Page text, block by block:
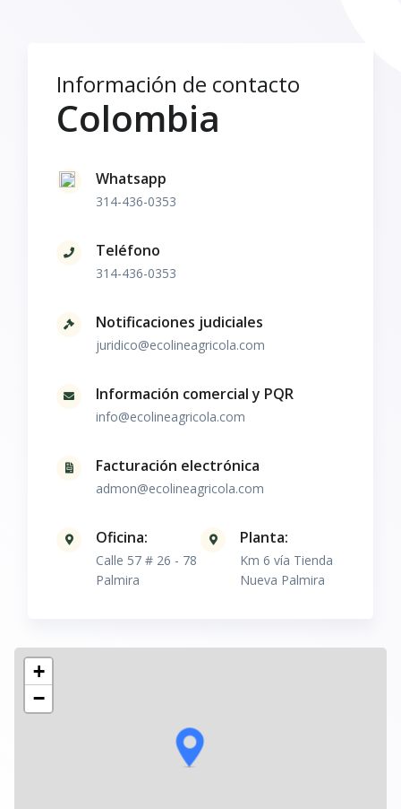
Información de contacto
Colombia
Whatsapp
314-436-0353
Teléfono
314-436-0353
Notificaciones judiciales
juridico@ecolineagricola.com
Información comercial y PQR
info@ecolineagricola.com
Facturación electrónica
admon@ecolineagricola.com
Oficina:
Calle 57 # 26 - 78
Palmira
Planta:
Km 6 vía Tienda
Nueva Palmira
+
−